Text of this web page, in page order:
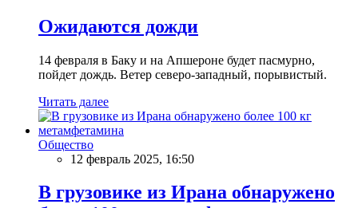
Ожидаются дожди
14 февраля в Баку и на Апшероне будет пасмурно,
пойдет дождь. Ветер северо-западный, порывистый.
Читать далее
Общество
12 февраль 2025, 16:50
В грузовике из Ирана обнаружено